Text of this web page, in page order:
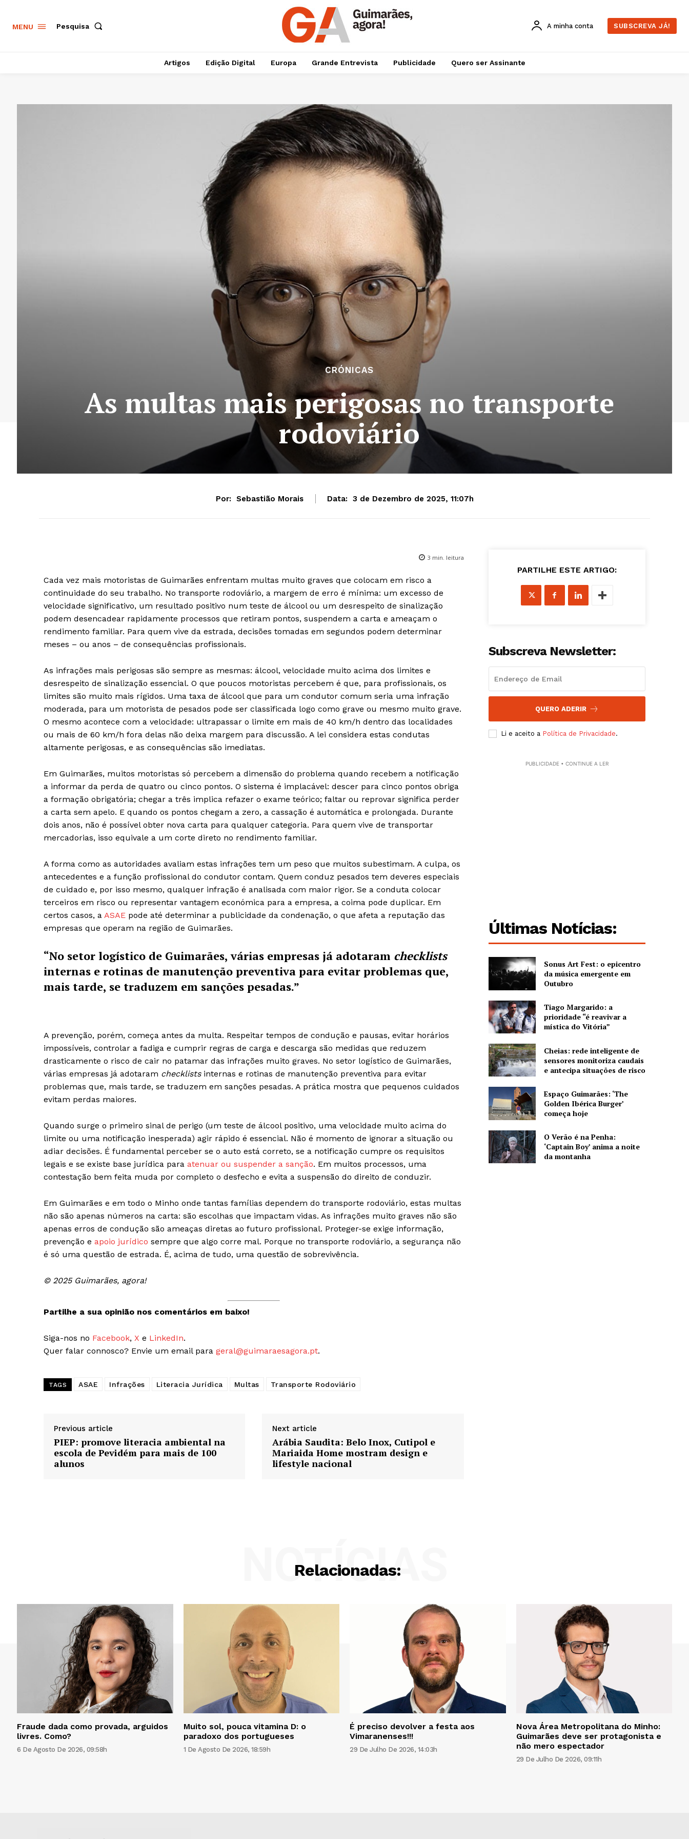
Guimarães, agora!
SUBSCREVA JÁ!
Artigos
Edição Digital
Europa
Grande Entrevista
Publicidade
MENU Pesquisa A minha conta SUBSCREVA JÁ!
Artigos Edição Digital Europa Grande Entrevista Publicidade Quero ser Assinante
CRÓNICAS
As multas mais perigosas no transporte
rodoviário
Por: Sebastião Morais Data: 3 de Dezembro de 2025, 11:07h
3 min. leitura
Cada vez mais motoristas de Guimarães enfrentam multas muito graves que colocam em risco a
continuidade do seu trabalho. No transporte rodoviário, a margem de erro é mínima: um excesso de
velocidade significativo, um resultado positivo num teste de álcool ou um desrespeito de sinalização
podem desencadear rapidamente processos que retiram pontos, suspendem a carta e ameaçam o
rendimento familiar. Para quem vive da estrada, decisões tomadas em segundos podem determinar
meses – ou anos – de consequências profissionais.
As infrações mais perigosas são sempre as mesmas: álcool, velocidade muito acima dos limites e
desrespeito de sinalização essencial. O que poucos motoristas percebem é que, para profissionais, os
limites são muito mais rígidos. Uma taxa de álcool que para um condutor comum seria uma infração
moderada, para um motorista de pesados pode ser classificada logo como grave ou mesmo muito grave.
O mesmo acontece com a velocidade: ultrapassar o limite em mais de 40 km/h dentro das localidades
ou mais de 60 km/h fora delas não deixa margem para discussão. A lei considera estas condutas
altamente perigosas, e as consequências são imediatas.
Em Guimarães, muitos motoristas só percebem a dimensão do problema quando recebem a notificação
a informar da perda de quatro ou cinco pontos. O sistema é implacável: descer para cinco pontos obriga
a formação obrigatória; chegar a três implica refazer o exame teórico; faltar ou reprovar significa perder
a carta sem apelo. E quando os pontos chegam a zero, a cassação é automática e prolongada. Durante
dois anos, não é possível obter nova carta para qualquer categoria. Para quem vive de transportar
mercadorias, isso equivale a um corte direto no rendimento familiar.
A forma como as autoridades avaliam estas infrações tem um peso que muitos subestimam. A culpa, os
antecedentes e a função profissional do condutor contam. Quem conduz pesados tem deveres especiais
de cuidado e, por isso mesmo, qualquer infração é analisada com maior rigor. Se a conduta colocar
terceiros em risco ou representar vantagem económica para a empresa, a coima pode duplicar. Em
certos casos, a ASAE pode até determinar a publicidade da condenação, o que afeta a reputação das
empresas que operam na região de Guimarães.
“No setor logístico de Guimarães, várias empresas já adotaram checklists
internas e rotinas de manutenção preventiva para evitar problemas que,
mais tarde, se traduzem em sanções pesadas.”
A prevenção, porém, começa antes da multa. Respeitar tempos de condução e pausas, evitar horários
impossíveis, controlar a fadiga e cumprir regras de carga e descarga são medidas que reduzem
drasticamente o risco de cair no patamar das infrações muito graves. No setor logístico de Guimarães,
várias empresas já adotaram checklistsinternas e rotinas de manutenção preventiva para evitar
problemas que, mais tarde, se traduzem em sanções pesadas. A prática mostra que pequenos cuidados
evitam perdas maiores.
Quando surge o primeiro sinal de perigo (um teste de álcool positivo, uma velocidade muito acima do
limite ou uma notificação inesperada) agir rápido é essencial. Não é momento de ignorar a situação ou
adiar decisões. É fundamental perceber se o auto está correto, se a notificação cumpre os requisitos
legais e se existe base jurídica para atenuar ou suspender a sanção. Em muitos processos, uma
contestação bem feita muda por completo o desfecho e evita a suspensão do direito de conduzir.
Em Guimarães e em todo o Minho onde tantas famílias dependem do transporte rodoviário, estas multas
não são apenas números na carta: são escolhas que impactam vidas. As infrações muito graves não são
apenas erros de condução são ameaças diretas ao futuro profissional. Proteger-se exige informação,
prevenção e apoio jurídico sempre que algo corre mal. Porque no transporte rodoviário, a segurança não
é só uma questão de estrada. É, acima de tudo, uma questão de sobrevivência.
© 2025 Guimarães, agora!
Partilhe a sua opinião nos comentários em baixo!
Siga-nos no Facebook, X e LinkedIn.
Quer falar connosco? Envie um email para geral@guimaraesagora.pt.
TAGS ASAE Infrações Literacia Jurídica Multas Transporte Rodoviário
Previous article
PIEP: promove literacia ambiental na
escola de Pevidém para mais de 100
alunos
Next article
Arábia Saudita: Belo Inox, Cutipol e
Mariaida Home mostram design e
lifestyle nacional
PARTILHE ESTE ARTIGO:
Subscreva Newsletter:
QUERO ADERIR
Li e aceito a Política de Privacidade.
PUBLICIDADE • CONTINUE A LER
Últimas Notícias:
Sonus Art Fest: o epicentro
da música emergente em
Outubro
Tiago Margarido: a
prioridade “é reavivar a
mística do Vitória”
Cheias: rede inteligente de
sensores monitoriza caudais
e antecipa situações de risco
Espaço Guimarães: ‘The
Golden Ibérica Burger’
começa hoje
O Verão é na Penha:
‘Captain Boy’ anima a noite
da montanha
Relacionadas:
NOTÍCIAS
Fraude dada como provada, arguidos
livres. Como?
6 De Agosto De 2026, 09:58h
Muito sol, pouca vitamina D: o
paradoxo dos portugueses
1 De Agosto De 2026, 18:59h
É preciso devolver a festa aos
Vimaranenses!!!
29 De Julho De 2026, 14:03h
Nova Área Metropolitana do Minho:
Guimarães deve ser protagonista e
não mero espectador
29 De Julho De 2026, 09:11h